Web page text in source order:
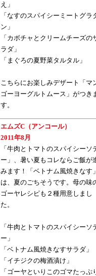
え」
「なすのスパイシーミートグラ
ン」
「カボチャとクリームチーズの
ラダ」
「まぐろの夏野菜タルタル」
こちらにお楽しみデザート「マ
ゴーヨーグルトムース」がつき
す。
エムズC（アンコール）
2011年8月
「牛肉とトマトのスパイシーソ
ー」、暑い夏もコレならご飯が
みます！「ベトナム風焼きなす」
は、夏のごちそうです。母の味
ゴーヤレシピも２種用意しまし
た。
「牛肉とトマトのスパイシーソ
ー」
「ベトナム風焼きなすサラダ」
「イチジクの梅酒漬け」
「ゴーヤといりこのゴマたっぷ